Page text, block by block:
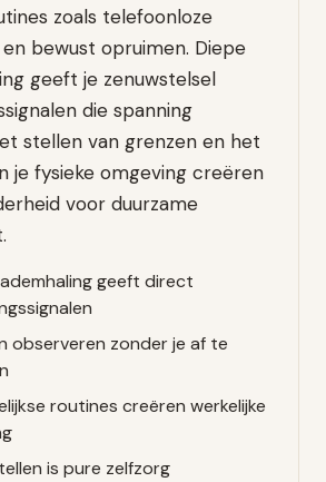
zoals telefoonloze
bewust opruimen. Diepe
geeft je zenuwstelsel
die spanning
stellen van grenzen en het
je fysieke omgeving creëren
voor duurzame
geeft direct
observeren zonder je af te
routines creëren werkelijke
is pure zelfzorg